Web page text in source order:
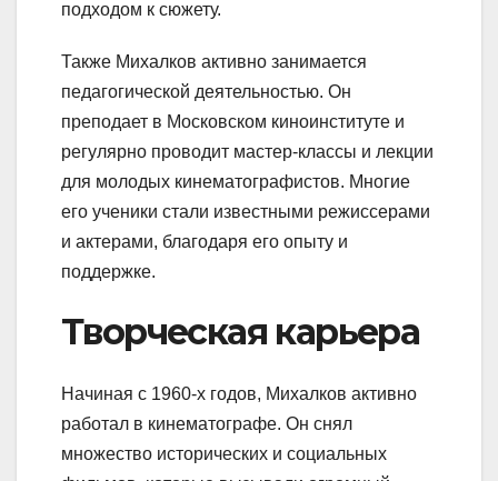
подходом к сюжету.
Также Михалков активно занимается
педагогической деятельностью. Он
преподает в Московском киноинституте и
регулярно проводит мастер-классы и лекции
для молодых кинематографистов. Многие
его ученики стали известными режиссерами
и актерами, благодаря его опыту и
поддержке.
Творческая карьера
Начиная с 1960-х годов, Михалков активно
работал в кинематографе. Он снял
множество исторических и социальных